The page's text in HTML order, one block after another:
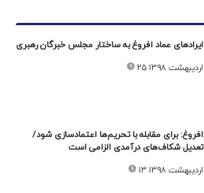
ایرادهای عماد افروغ به ساختار مجلس خبرگان رهبری
۲۵ اردیبهشت ۱۳۹۸
افروغ: برای مقابله با تحریم‌ها اعتمادسازی شود/
تعدیل شکاف‌های درآمدی الزامی‌ است
۱۳ اردیبهشت ۱۳۹۸